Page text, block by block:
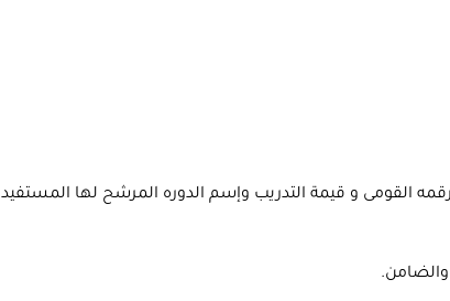
القومى و قيمة التدريب وإسم الدوره المرشح لها المستفيد
والضامن.